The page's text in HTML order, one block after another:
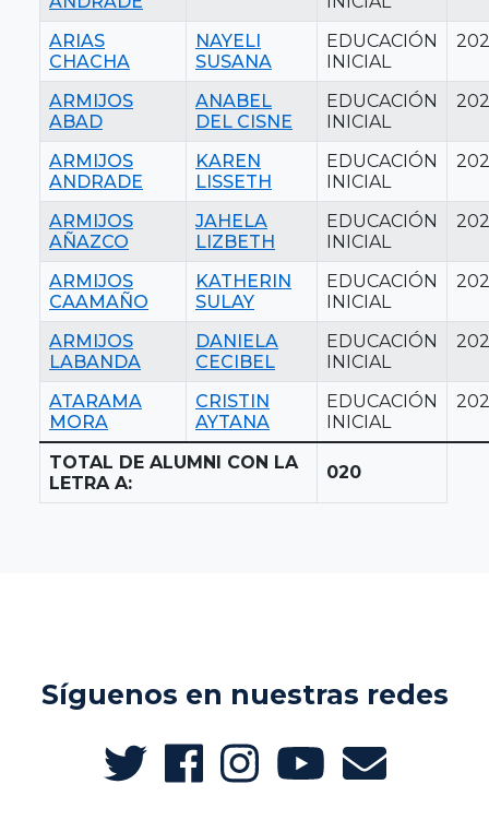
ARIAS
CHACHA
NAYELI
SUSANA
EDUCACIÓN
INICIAL
ARMIJOS
ABAD
ANABEL
DEL CISNE
EDUCACIÓN
INICIAL
ARMIJOS
ANDRADE
KAREN
LISSETH
EDUCACIÓN
INICIAL
ARMIJOS
AÑAZCO
JAHELA
LIZBETH
EDUCACIÓN
INICIAL
ARMIJOS
CAAMAÑO
KATHERIN
SULAY
EDUCACIÓN
INICIAL
ARMIJOS
LABANDA
DANIELA
CECIBEL
EDUCACIÓN
INICIAL
ATARAMA
MORA
CRISTIN
AYTANA
EDUCACIÓN
INICIAL
TOTAL DE ALUMNI CON LA
LETRA A:
020
Síguenos en nuestras redes